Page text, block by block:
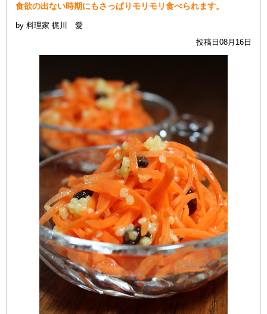
食欲の出ない時期にもさっぱりモリモリ食べられます。
by 料理家 梶川 愛
投稿日08月16日